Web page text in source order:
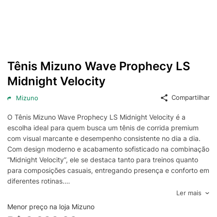
Tênis Mizuno Wave Prophecy LS
Midnight Velocity
Mizuno Compartilhar
O Tênis Mizuno Wave Prophecy LS Midnight Velocity é a
escolha ideal para quem busca um tênis de corrida premium
com visual marcante e desempenho consistente no dia a dia.
Com design moderno e acabamento sofisticado na combinação
“Midnight Velocity”, ele se destaca tanto para treinos quanto
para composições casuais, entregando presença e conforto em
diferentes rotinas.
Projetado para oferecer alta estabilidade e excelente absorção
de impacto, o modelo conta com a consagrada tecnologia
Wave, que ajuda a distribuir melhor a pressão a cada passada
Ler mais
Menor preço na loja Mizuno